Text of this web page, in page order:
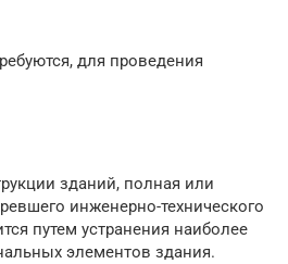
для проведения
зданий, полная или
инженерно-технического
путем устранения наиболее
элементов здания.